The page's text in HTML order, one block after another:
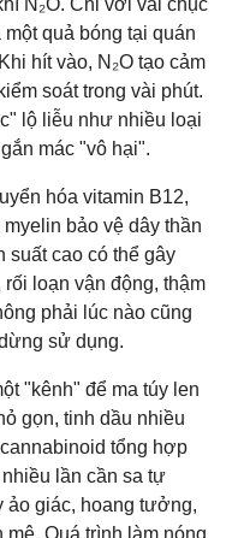
N₂O. Chỉ với vài chục
quả bóng tại quán
hít vào, N₂O tạo cảm
soát trong vài phút.
lộ liễu như nhiều loại
mác "vô hại".
hóa vitamin B12,
bảo vệ dây thần
suất cao có thể gây
loạn vận động, thậm
phải lúc nào cũng
sử dụng.
"kênh" để ma túy len
gọn, tinh dầu nhiều
tổng hợp
lần cần sa tự
ảo giác, hoang tưởng,